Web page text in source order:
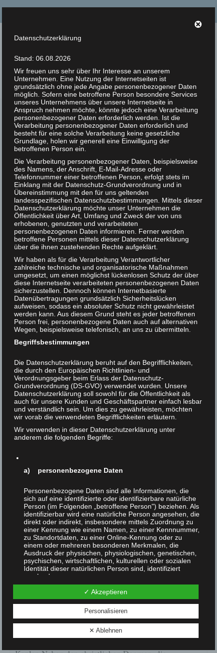
Tierrechte Kaplan
Helmut F. Kaplan – Philosoph und Autor
Menü
Zur Person
Artikel
Bücher
Zitate
Photos
Animal Rights Art
Helmut F. Kaplan unterstützen
Kontakt
Tierrechte
0
Tierrechte
Serie:Tierrechte
Veröffentlicht von:
F. Kaplan
Veröffentlichungsdatum:
17.09.2012
Genre:Gesellschaft
Seiten:
ISBN13:978-3848223091
Modetrend oder
Moralfortschritt?
Kaufen Sie das Buch:
Amazon,Thalia,bücher.de
Waren Tierrechte eine bloße Modeerscheinung oder
werden sie einmal so selbstverständlich sein wie
Menschenrechte? Die sogenannte „Vegetarismus-
Debatte“ um die Bücher „Tiere essen“ (Jonathan Safran
Foer) und „Anständig essen“ (Karen Duve) hat ein Klima
geschaffen, das wenig Raum für Tierrechte läßt: weniger
Fleisch, besseres Fleisch, Bio-Fleisch - aber fast nie: kein
Fleisch. Grundsätzliche ethische Überlegungen sprechen
andererseits für den generellen Verzicht auf das Tiere-
Töten zwecks Fleisch-Essens. Wir stehen an einem
Scheideweg.
Vorheriger Beitrag
Nächster Beitrag
Ähnliche Beiträge
Christliche Gründe, gut zu Tieren zu sein
Datenschutzerklärung
Stand: 06.08.2026
Wir freuen uns sehr über Ihr Interesse an unserem
Unternehmen. Eine Nutzung der Internetseiten ist
grundsätzlich ohne jede Angabe personenbezogener Daten
möglich. Sofern eine betroffene Person besondere Services
unseres Unternehmens über unsere Internetseite in
Anspruch nehmen möchte, könnte jedoch eine Verarbeitung
personenbezogener Daten erforderlich werden. Ist die
Verarbeitung personenbezogener Daten erforderlich und
besteht für eine solche Verarbeitung keine gesetzliche
Grundlage, holen wir generell eine Einwilligung der
betroffenen Person ein.
Die Verarbeitung personenbezogener Daten, beispielsweise
des Namens, der Anschrift, E-Mail-Adresse oder
Telefonnummer einer betroffenen Person, erfolgt stets im
Einklang mit der Datenschutz-Grundverordnung und in
Übereinstimmung mit den für uns geltenden
landesspezifischen Datenschutzbestimmungen. Mittels dieser
Datenschutzerklärung möchte unser Unternehmen die
Öffentlichkeit über Art, Umfang und Zweck der von uns
erhobenen, genutzten und verarbeiteten
personenbezogenen Daten informieren. Ferner werden
betroffene Personen mittels dieser Datenschutzerklärung
über die ihnen zustehenden Rechte aufgeklärt.
Wir haben als für die Verarbeitung Verantwortlicher
zahlreiche technische und organisatorische Maßnahmen
umgesetzt, um einen möglichst lückenlosen Schutz der über
diese Internetseite verarbeiteten personenbezogenen Daten
sicherzustellen. Dennoch können Internetbasierte
Datenübertragungen grundsätzlich Sicherheitslücken
aufweisen, sodass ein absoluter Schutz nicht gewährleistet
werden kann. Aus diesem Grund steht es jeder betroffenen
Person frei, personenbezogene Daten auch auf alternativen
Wegen, beispielsweise telefonisch, an uns zu übermitteln.
Begriffsbestimmungen
Die Datenschutzerklärung beruht auf den Begrifflichkeiten,
die durch den Europäischen Richtlinien- und
Verordnungsgeber beim Erlass der Datenschutz-
Grundverordnung (DS-GVO) verwendet wurden. Unsere
Datenschutzerklärung soll sowohl für die Öffentlichkeit als
auch für unsere Kunden und Geschäftspartner einfach lesbar
und verständlich sein. Um dies zu gewährleisten, möchten
wir vorab die verwendeten Begrifflichkeiten erläutern.
Wir verwenden in dieser Datenschutzerklärung unter
anderem die folgenden Begriffe:
a) personenbezogene Daten
Personenbezogene Daten sind alle Informationen, die
sich auf eine identifizierte oder identifizierbare natürliche
Person (im Folgenden „betroffene Person") beziehen. Als
identifizierbar wird eine natürliche Person angesehen, die
direkt oder indirekt, insbesondere mittels Zuordnung zu
einer Kennung wie einem Namen, zu einer Kennnummer,
zu Standortdaten, zu einer Online-Kennung oder zu
einem oder mehreren besonderen Merkmalen, die
Ausdruck der physischen, physiologischen, genetischen,
psychischen, wirtschaftlichen, kulturellen oder sozialen
Identität dieser natürlichen Person sind, identifiziert
werden kann.
b) betroffene Person
Betroffene Person ist jede identifizierte oder
identifizierbare natürliche Person, deren
personenbezogene Daten von dem für die Verarbeitung
✓ Akzeptieren
Personalisieren
✕ Ablehnen